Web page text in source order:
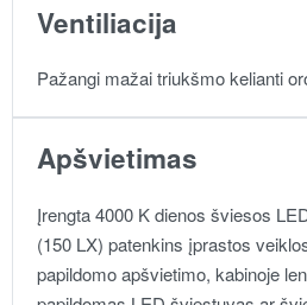
Ventiliacija
Pažangi mažai triukšmo kelianti
Apšvietimas
Įrengta 4000 K dienos šviesos
(150 LX) patenkins įprastos
papildomo apšvietimo, kabinoje